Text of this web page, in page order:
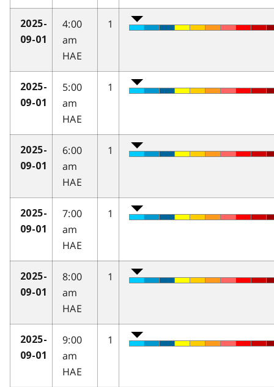
2025-
09-01
4:00
am
HAE
1
2025-
09-01
5:00
am
HAE
1
2025-
09-01
6:00
am
HAE
1
2025-
09-01
7:00
am
HAE
1
2025-
09-01
8:00
am
HAE
1
2025-
09-01
9:00
am
HAE
1